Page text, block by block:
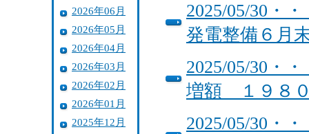
2026年06月
2026年05月
2026年04月
2026年03月
2026年02月
2026年01月
2025年12月
2025/05/30・
発電整備６月
2025/05/30・
増額 １９８
2025/05/30・